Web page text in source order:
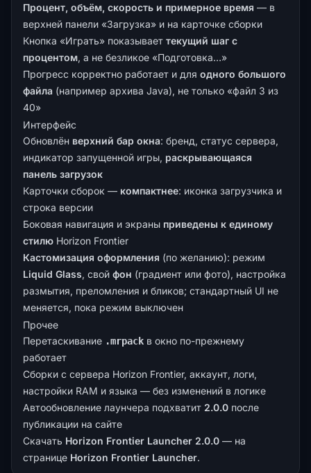
Процент, объём, скорость и примерное время — в
верхней панели «Загрузка» и на карточке сборки
Кнопка «Играть» показывает текущий шаг с
процентом, а не безликое «Подготовка…»
Прогресс корректно работает и для одного большого
файла (например архива Java), не только «файл 3 из
40»
Интерфейс
Обновлён верхний бар окна: бренд, статус сервера,
индикатор запущенной игры, раскрывающаяся
панель загрузок
Карточки сборок — компактнее: иконка загрузчика и
строка версии
Боковая навигация и экраны приведены к единому
стилю Horizon Frontier
Кастомизация оформления (по желанию): режим
Liquid Glass, свой фон (градиент или фото), настройка
размытия, преломления и бликов; стандартный UI не
меняется, пока режим выключен
Прочее
Перетаскивание .mrpack в окно по-прежнему
работает
Сборки с сервера Horizon Frontier, аккаунт, логи,
настройки RAM и языка — без изменений в логике
Автообновление лаунчера подхватит 2.0.0 после
публикации на сайте
Скачать Horizon Frontier Launcher 2.0.0 — на
странице Horizon Frontier Launcher.